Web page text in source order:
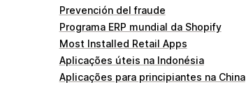
Prevención del fraude
Programa ERP mundial da Shopify
Most Installed Retail Apps
Aplicações úteis na Indonésia
Aplicações para principiantes na China